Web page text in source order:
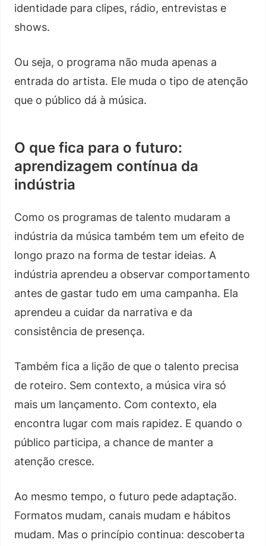
identidade para clipes, rádio, entrevistas e
shows.
Ou seja, o programa não muda apenas a
entrada do artista. Ele muda o tipo de atenção
que o público dá à música.
O que fica para o futuro:
aprendizagem contínua da
indústria
Como os programas de talento mudaram a
indústria da música também tem um efeito de
longo prazo na forma de testar ideias. A
indústria aprendeu a observar comportamento
antes de gastar tudo em uma campanha. Ela
aprendeu a cuidar da narrativa e da
consistência de presença.
Também fica a lição de que o talento precisa
de roteiro. Sem contexto, a música vira só
mais um lançamento. Com contexto, ela
encontra lugar com mais rapidez. E quando o
público participa, a chance de manter a
atenção cresce.
Ao mesmo tempo, o futuro pede adaptação.
Formatos mudam, canais mudam e hábitos
mudam. Mas o princípio continua: descoberta